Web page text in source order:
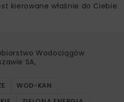
kierowane właśnie do Ciebie.
Wodociągów
SA,
WOD-KAN